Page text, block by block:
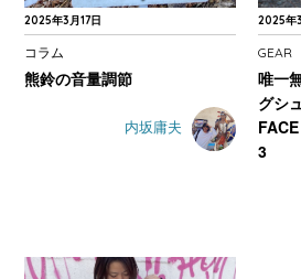
2025年3月17日
コラム
熊鈴の音量調節
内坂庸夫
2025年
GEAR
唯一
グシ
3